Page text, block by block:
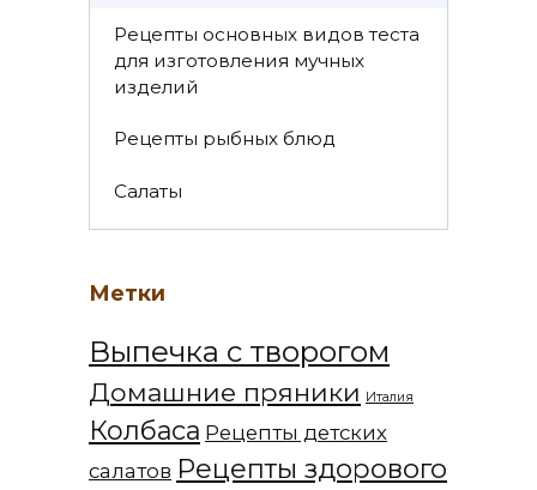
Рецепты основных видов теста
для изготовления мучных
изделий
Рецепты рыбных блюд
Салаты
Метки
Выпечка с творогом
Домашние пряники Италия
Колбаса Рецепты детских
салатов Рецепты здорового